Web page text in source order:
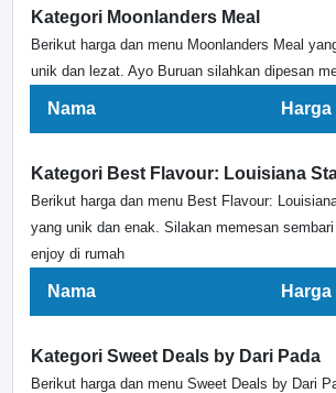
Kategori Moonlanders Meal
Berikut harga dan menu Moonlanders Meal
unik dan lezat. Ayo Buruan silahkan dipesan
Nama Harga
Kategori Best Flavour: Louisiana
Berikut harga dan menu Best Flavour:
yang unik dan enak. Silakan memesan
enjoy di rumah
Nama Harga
Kategori Sweet Deals by Dari Pada
Berikut harga dan menu Sweet Deals by Dari